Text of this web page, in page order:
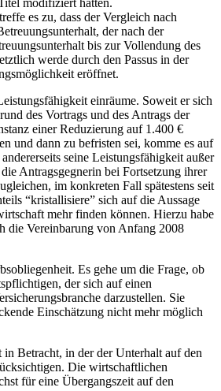
modifiziert hätten.
es zu, dass der Vergleich nach
der nach der
bis zur Vollendung des
werde durch den Passus in der
eröffnet.
einräume. Soweit er sich
des Vortrags und des Antrags der
einer Reduzierung auf 1.400 €
und dann zu befristen sei, komme es auf
seine Leistungsfähigkeit außer
Antragsgegnerin bei Fortsetzung ihrer
im konkreten Fall spätestens seit
“kristallisiere” sich auf die Aussage
mehr finden können. Hierzu habe
die Vereinbarung von Anfang 2008
Es gehe um die Frage, ob
der sich auf einen
darzustellen. Sie
Einschätzung nicht mehr möglich
in Betracht, in der der Unterhalt auf den
Die wirtschaftlichen
für eine Übergangszeit auf den